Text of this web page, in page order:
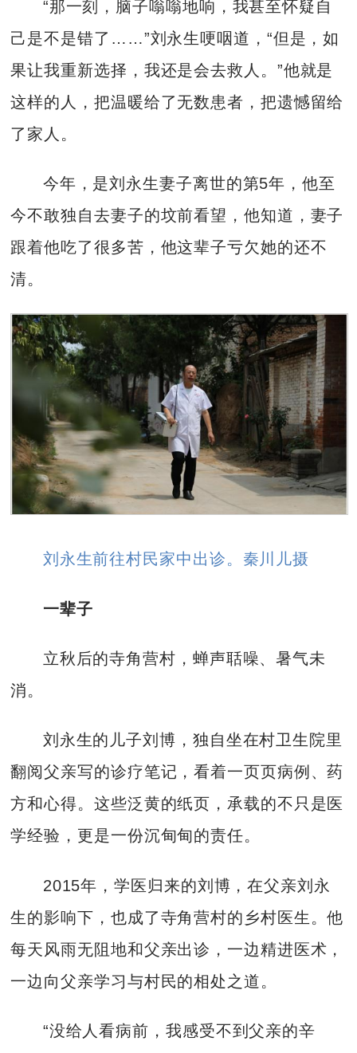
“那一刻，脑子嗡嗡地响，我甚至怀疑自
己是不是错了……”刘永生哽咽道，“但是，如
果让我重新选择，我还是会去救人。”他就是
这样的人，把温暖给了无数患者，把遗憾留给
了家人。
今年，是刘永生妻子离世的第5年，他至
今不敢独自去妻子的坟前看望，他知道，妻子
跟着他吃了很多苦，他这辈子亏欠她的还不
清。
刘永生前往村民家中出诊。秦川儿摄
一辈子
立秋后的寺角营村，蝉声聒噪、暑气未
消。
刘永生的儿子刘博，独自坐在村卫生院里
翻阅父亲写的诊疗笔记，看着一页页病例、药
方和心得。这些泛黄的纸页，承载的不只是医
学经验，更是一份沉甸甸的责任。
2015年，学医归来的刘博，在父亲刘永
生的影响下，也成了寺角营村的乡村医生。他
每天风雨无阻地和父亲出诊，一边精进医术，
一边向父亲学习与村民的相处之道。
“没给人看病前，我感受不到父亲的辛